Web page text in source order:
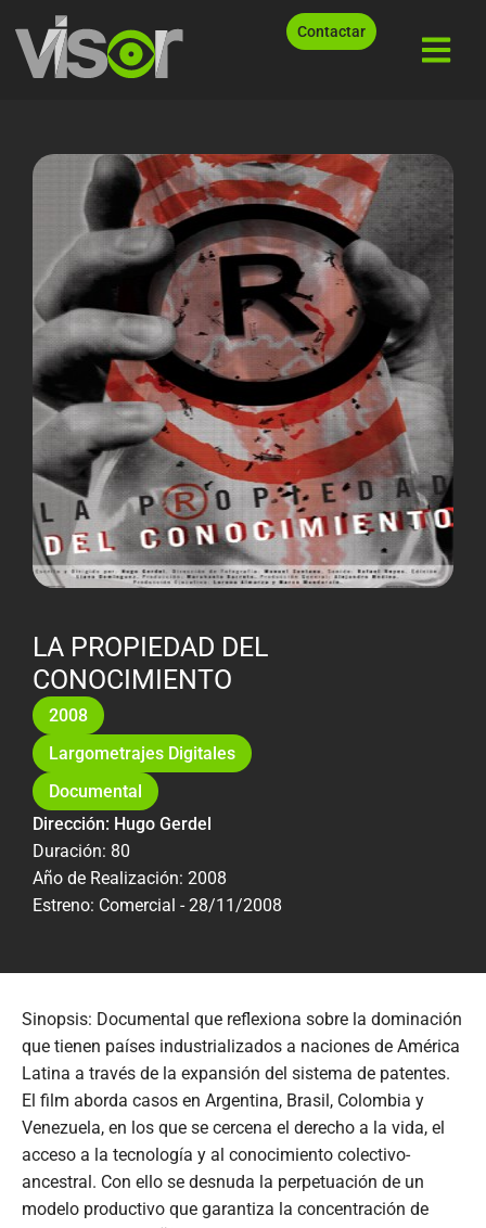
Contactar
LA PROPIEDAD DEL
CONOCIMIENTO
2008
Largometrajes Digitales
Documental
Dirección: Hugo Gerdel
Duración: 80
Año de Realización: 2008
Estreno: Comercial - 28/11/2008
Sinopsis: Documental que reflexiona sobre la dominación
que tienen países industrializados a naciones de América
Latina a través de la expansión del sistema de patentes.
El film aborda casos en Argentina, Brasil, Colombia y
Venezuela, en los que se cercena el derecho a la vida, el
acceso a la tecnología y al conocimiento colectivo-
ancestral. Con ello se desnuda la perpetuación de un
modelo productivo que garantiza la concentración de